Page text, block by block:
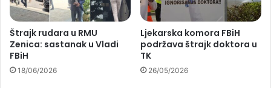
Štrajk rudara u RMU
Zenica: sastanak u Vladi
FBiH
18/06/2026
Ljekarska komora FBiH
podržava štrajk doktora u
TK
26/05/2026